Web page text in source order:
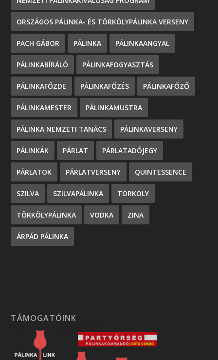
ORSZÁGOS PÁLINKA- ÉS TÖRKÖLYPÁLINKA VERSENY
PACH GÁBOR PÁLINKA PÁLINKAANGYAL
PÁLINKABÍRÁLÓ PÁLINKAFOGYASZTÁS
PÁLINKAFŐZDE PÁLINKAFŐZÉS PÁLINKAFŐZŐ
PÁLINKAMESTER PÁLINKAMUSTRA
PÁLINKA NEMZETI TANÁCS PÁLINKAVERSENY
PÁLINKÁK PÁRLAT PÁRLATADÓJEGY
PÁRLATOK PÁRLATVERSENY QUINTESSENCE
SZILVA SZILVAPÁLINKA TÖRKÖLY
TÖRKÖLYPÁLINKA VODKA ZINA
ÁRPÁD PÁLINKA
TÁMOGATÓINK